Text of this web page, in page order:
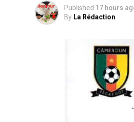
Published 17 hours
By La Rédaction